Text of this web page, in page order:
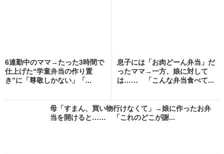
6連勤中のママ→たった3時間で
仕上げた“学童弁当の作り置
き”に「尊敬しかない」「...
息子には「お肉どーん弁当」だ
ったママ→一方、娘に対して
は…… 「こんな弁当食べて...
母「すまん、買い物行けなくて」→娘に作ったお弁
当を開けると…… 「これのどこが謝...